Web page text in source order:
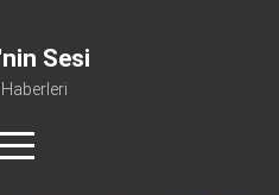
Sesi